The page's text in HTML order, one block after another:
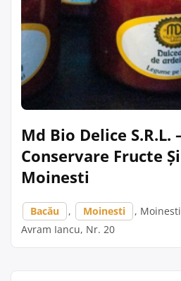
Md Bio Delice S.R.L.
Conservare Fructe
Moinesti
Bacău , Moinesti
,
Avram Iancu, Nr. 20